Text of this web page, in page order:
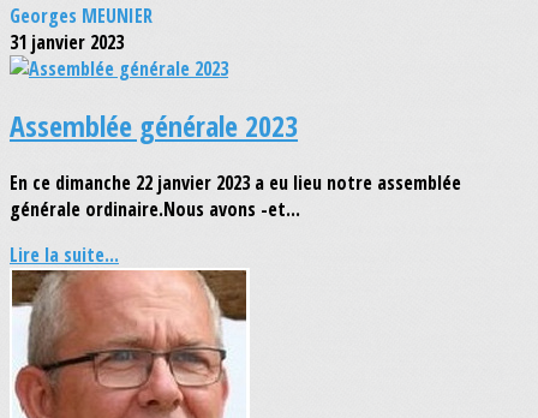
Georges MEUNIER
31 janvier 2023
Assemblée générale 2023
En ce dimanche 22 janvier 2023 a eu lieu notre assemblée
générale ordinaire.Nous avons -et...
Lire la suite...